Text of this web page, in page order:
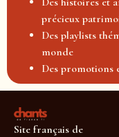
précieux
Des playlists
monde
Des promotions
Site français de